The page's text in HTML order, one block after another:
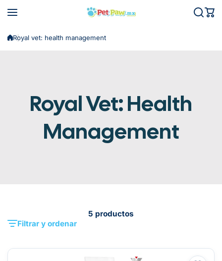
Royal vet: health management
Royal Vet: Health
Management
Filtrar y ordenar
5 productos